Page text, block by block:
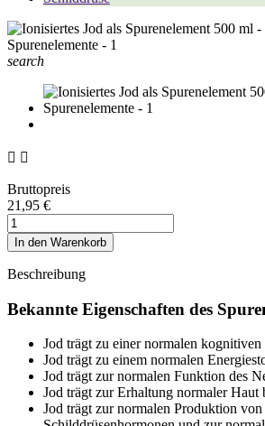
search
 
Bruttopreis
21,95 €
In den Warenkorb
Beschreibung
Bekannte Eigenschaften des
Jod trägt zu einer normalen
Jod trägt zu einem normalen
Jod trägt zur normalen Funktion des
Jod trägt zur Erhaltung normaler Haut
Jod trägt zur normalen Produktion von